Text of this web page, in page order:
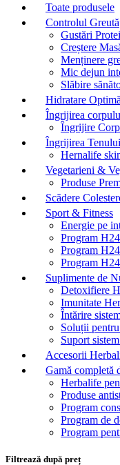
Toate produsele
Controlul
Gustări
Creștere
Menținere
Mic dejun
Slăbire
Hidratare Optimă
Îngrijirea
Îngrijire
Îngrijirea Tenului
Hernalife
Vegetarieni &
Produse
Scădere
Sport & Fitness
Energie pe
Program
Program
Program
Suplimente de
Detoxifiere
Imunitate
Întărire
Soluții
Suport
Accesorii
Gamă completă
Herbalife
Produse
Program
Program de
Program
Filtrează după preț